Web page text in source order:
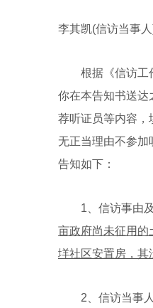
李其凯(信访当事人
根据《信访工作
你在本告知书送达
荐听证员等内容，
无正当理由不参加
告知如下：
1、信访事由及
亩政府尚未征用的
垟社区安置房，其
2、信访当事人